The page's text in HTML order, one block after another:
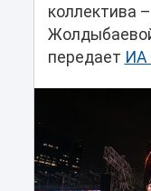
коллектива
передает ИА